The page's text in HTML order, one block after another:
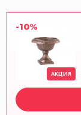
-10%
АКЦИЯ